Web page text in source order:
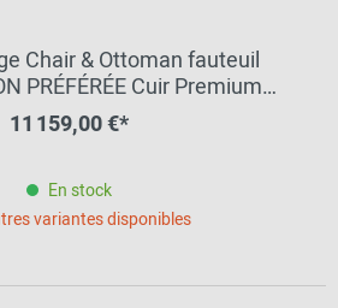
Chair & Ottoman fauteuil
PRÉFÉRÉE Cuir Premium
Palisander Vitra
11 159,00 €*
En stock
variantes disponibles